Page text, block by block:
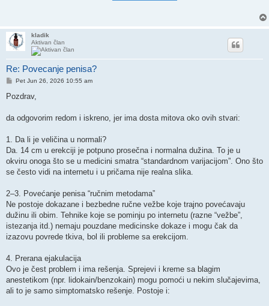
kladik
Aktivan član
Re: Povecanje penisa?
Post
Pet Jun 26, 2026 10:55 am
Pozdrav,
da odgovorim redom i iskreno, jer ima dosta mitova oko ovih stvari:
1. Da li je veličina u normali?
Da. 14 cm u erekciji je potpuno prosečna i normalna dužina. To je u
okviru onoga što se u medicini smatra “standardnom varijacijom”. Ono što
se često vidi na internetu i u pričama nije realna slika.
2–3. Povećanje penisa “ručnim metodama”
Ne postoje dokazane i bezbedne ručne vežbe koje trajno povećavaju
dužinu ili obim. Tehnike koje se pominju po internetu (razne “vežbe”,
istezanja itd.) nemaju pouzdane medicinske dokaze i mogu čak da
izazovu povrede tkiva, bol ili probleme sa erekcijom.
4. Prerana ejakulacija
Ovo je čest problem i ima rešenja. Sprejevi i kreme sa blagim
anestetikom (npr. lidokain/benzokain) mogu pomoći u nekim slučajevima,
ali to je samo simptomatsko rešenje. Postoje i: